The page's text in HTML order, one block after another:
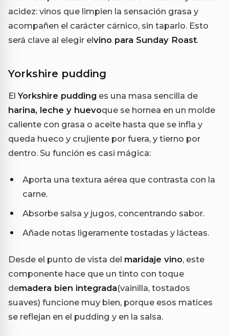
acidez: vinos que limpien la sensación grasa y
acompañen el carácter cárnico, sin taparlo. Esto
será clave al elegir elvino para Sunday Roast.
Yorkshire pudding
ElYorkshire pudding es una masa sencilla de
harina, leche y huevoque se hornea en un molde
caliente con grasa o aceite hasta que se infla y
queda hueco y crujiente por fuera, y tierno por
dentro. Su función es casi mágica:
Aporta una textura aérea que contrasta con la
carne.
Absorbe salsa y jugos, concentrando sabor.
Añade notas ligeramente tostadas y lácteas.
Desde el punto de vista del maridaje vino, este
componente hace que un tinto con toque
demadera bien integrada(vainilla, tostados
suaves) funcione muy bien, porque esos matices
se reflejan en el pudding y en la salsa.